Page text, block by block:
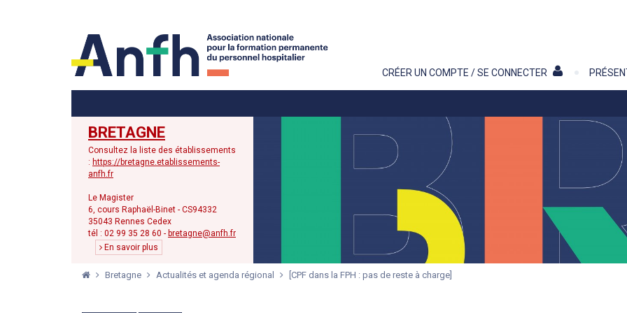
CRÉER UN COMPTE / SE CONNECTER
BRETAGNE
Consultez la liste des établissements
: https://bretagne.etablissements-
anfh.fr
Le Magister
6, cours Raphaël-Binet - CS94332
35043 Rennes Cedex
tél : 02 99 35 28 60 - bretagne@anfh.fr
En savoir plus
Bretagne Actualités et agenda régional [CPF dans la FPH : pas de reste à charge]